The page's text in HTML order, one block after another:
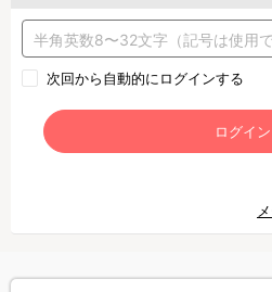
次回から自動的にログインする
ログイン